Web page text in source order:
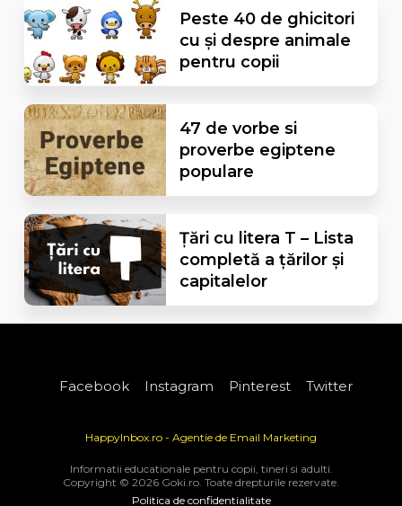
Peste 40 de ghicitori
cu și despre animale
pentru copii
47 de vorbe si
proverbe egiptene
populare
Țări cu litera T – Lista
completă a țărilor și
capitalelor
Facebook Instagram Pinterest Twitter
HappyInbox.ro - Agentie de Email Marketing
Informatii educationale pentru copii, tineri si adulti.
Copyright © 2026 Goki.ro. Toate drepturile rezervate.
Politica de confidentialitate